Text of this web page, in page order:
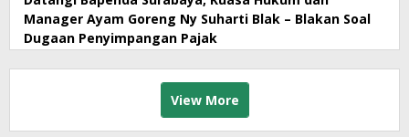
Manager Ayam Goreng Ny Suharti Blak – Blakan Soal
Dugaan Penyimpangan Pajak
View More